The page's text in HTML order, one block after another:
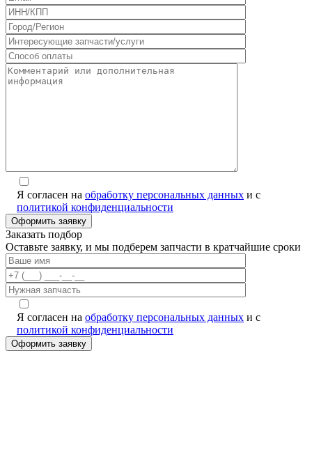
Я согласен на обработку персональных данных и с
политикой конфиденциальности
Заказать подбор
Оставьте заявку, и мы подберем запчасти в кратчайшие сроки
Я согласен на обработку персональных данных и с
политикой конфиденциальности